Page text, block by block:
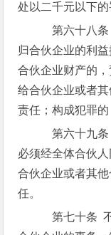
处以二千元以下的
第六十八条
归合伙企业的利
合伙企业财产的
给合伙企业或者
责任；构成犯罪
第六十九条
必须经全体合伙
合伙企业或者其
任。
第七十条